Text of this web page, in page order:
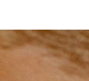
Seksualitet
og tjenester
VIP-